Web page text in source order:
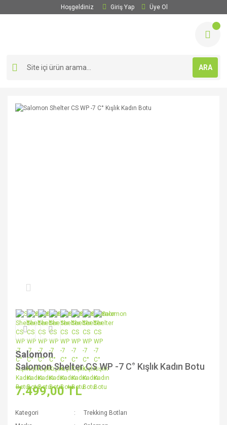
Hoşgeldiniz Giriş Yap Üye Ol
ARA
Salomon
Salomon Shelter CS WP -7 C° Kışlık Kadın Botu
7.499,00 TL
Kategori
Trekking Botları